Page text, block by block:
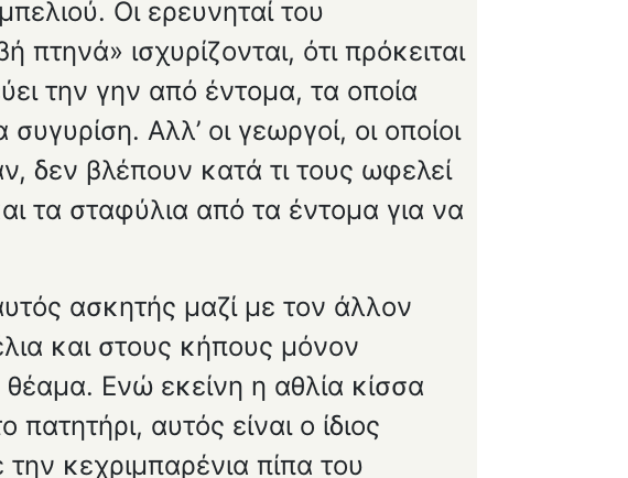
Οι ερευνηταί του
ισχυρίζονται, ότι πρόκειται
την γην από έντομα, τα οποία
Αλλ’ οι γεωργοί, οι οποίοι
δεν βλέπουν κατά τι τους ωφελεί
τα σταφύλια από τα έντομα για να
ασκητής μαζί με τον άλλον
και στους κήπους μόνον
Ενώ εκείνη η αθλία κίσσα
αυτός είναι ο ίδιος
κεχριμπαρένια πίπα του